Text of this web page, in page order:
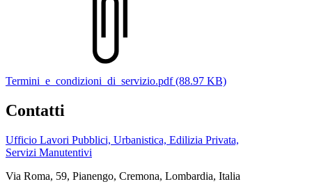
Termini_e_condizioni_di_servizio.pdf (88.97 KB)
Contatti
Ufficio Lavori Pubblici, Urbanistica, Edilizia Privata,
Servizi Manutentivi
Via Roma, 59, Pianengo, Cremona, Lombardia, Italia